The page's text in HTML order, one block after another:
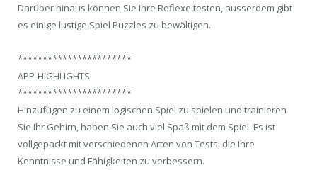
Darüber hinaus können Sie Ihre Reflexe testen, ausserdem gibt
es einige lustige Spiel Puzzles zu bewältigen.
***********************
APP-HIGHLIGHTS
***********************
Hinzufügen zu einem logischen Spiel zu spielen und trainieren
Sie Ihr Gehirn, haben Sie auch viel Spaß mit dem Spiel. Es ist
vollgepackt mit verschiedenen Arten von Tests, die Ihre
Kenntnisse und Fähigkeiten zu verbessern.